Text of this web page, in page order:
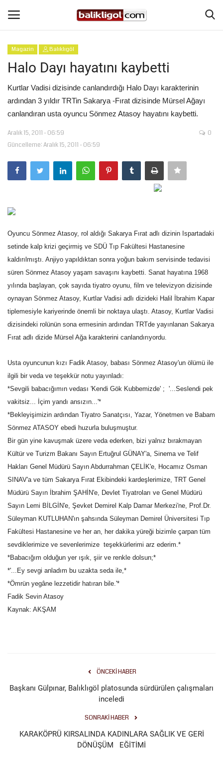
Giriş Yap
Anasayfa
Köşe Yazıları
Magazin
Şanlıurfa
Spor
Gündem
Tekno Bilim
Ekonomi
Siyaset
Galeriler
Yaşam
Künye
Sağlık
İletişim
Kültür Sanat
Magazin Balıklıgöl
Halo Dayı hayatını kaybetti
Kurtlar Vadisi dizisinde canlandırdığı Halo Dayı karakterinin
ardından 3 yıldır TRTin Sakarya -Fırat dizisinde Mürsel Ağayı
canlandıran usta oyuncu Sönmez Atasoy hayatını kaybetti.
Aralık 15, 2011 - 06:59
Güncelleme: Aralık 15, 2011 - 06:59
0
Oyuncu Sönmez Atasoy, rol aldığı Sakarya Fırat adlı dizinin Ispartadaki
setinde kalp krizi geçirmiş ve SDÜ Tıp Fakültesi Hastanesine
kaldırılmıştı. Anjiyo yapıldıktan sonra yoğun bakım servisinde tedavisi
süren Sönmez Atasoy yaşam savaşını kaybetti. Sanat hayatına 1968
yılında başlayan, çok sayıda tiyatro oyunu, film ve televizyon dizisinde
oynayan Sönmez Atasoy, Kurtlar Vadisi adlı dizideki Halil İbrahim Kapar
tiplemesiyle kariyerinde önemli bir noktaya ulaştı. Atasoy, Kurtlar Vadisi
dizisindeki rolünün sona ermesinin ardından TRTde yayınlanan Sakarya
Fırat adlı dizide Mürsel Ağa karakterini canlandırıyordu.
Usta oyuncunun kızı Fadik Atasoy, babası Sönmez Atasoy'un ölümü ile
ilgili bir veda ve teşekkür notu yayınladı:
*Sevgili babacığımın vedası 'Kendi Gök Kubbemizde' ; '...Seslendi pek
vakitsiz... İçim yandı ansızın...'*
*Bekleyişimizin ardından Tiyatro Sanatçısı, Yazar, Yönetmen ve Babam
Sönmez ATASOY ebedi huzurla buluşmuştur.
Bir gün yine kavuşmak üzere veda ederken, bizi yalnız bırakmayan
Kültür ve Turizm Bakanı Sayın Ertuğrul GÜNAY'a, Sinema ve Telif
Hakları Genel Müdürü Sayın Abdurrahman ÇELİK'e, Hocamız Osman
SINAV'a ve tüm Sakarya Fırat Ekibindeki kardeşlerimize, TRT Genel
Müdürü Sayın İbrahim ŞAHİN'e, Devlet Tiyatroları ve Genel Müdürü
Sayın Lemi BİLGİN'e, Şevket Demirel Kalp Damar Merkezi'ne, Prof.Dr.
Süleyman KUTLUHAN'ın şahsında Süleyman Demirel Üniversitesi Tıp
Fakültesi Hastanesine ve her an, her dakika yüreği bizimle çarpan tüm
sevdiklerimize ve sevenlerimize teşekkürlerimi arz ederim.*
*Babacığım olduğun yer ışık, şiir ve renkle dolsun;*
*'...Ey sevgi anladım bu uzakta seda ile,*
*Ömrün yegâne lezzetidir hatıran bile.'*
Fadik Sevin Atasoy
Kaynak: AKŞAM
ÖNCEKI HABER
Başkanı Gülpınar, Balıklıgöl platosunda sürdürülen çalışmaları
inceledi
SONRAKI HABER
KARAKÖPRÜ KIRSALINDA KADINLARA SAĞLIK VE GERİ
DÖNÜŞÜM EĞİTİMİ